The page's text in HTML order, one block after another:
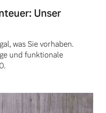
Unser
was Sie vorhaben.
und funktionale